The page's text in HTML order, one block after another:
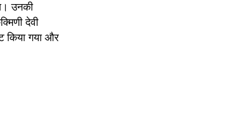
उनकी
देवी
किया गया और